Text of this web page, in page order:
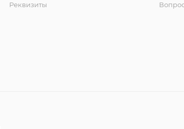
Реквизиты